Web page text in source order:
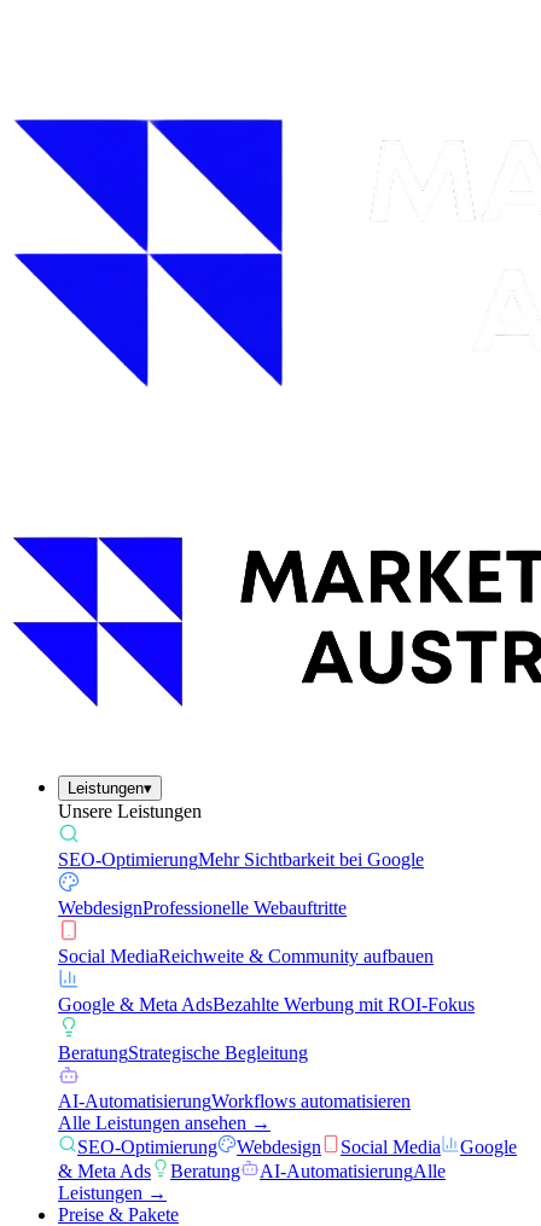
Leistungen▾
Unsere Leistungen
SEO-OptimierungMehr Sichtbarkeit bei Google
WebdesignProfessionelle Webauftritte
Social MediaReichweite & Community aufbauen
Google & Meta AdsBezahlte Werbung mit ROI-Fokus
BeratungStrategische Begleitung
AI-AutomatisierungWorkflows automatisieren
Alle Leistungen ansehen →
SEO-Optimierung
Webdesign Social Media
Google
& Meta Ads
Beratung AI-AutomatisierungAlle
Leistungen →
Preise & Pakete